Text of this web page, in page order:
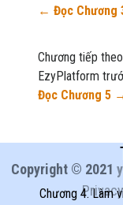
← Đọc Chương
Chương tiếp
EzyPlatform
Đọc Chương 5
Chương 4. Làm
Copyright © 2021